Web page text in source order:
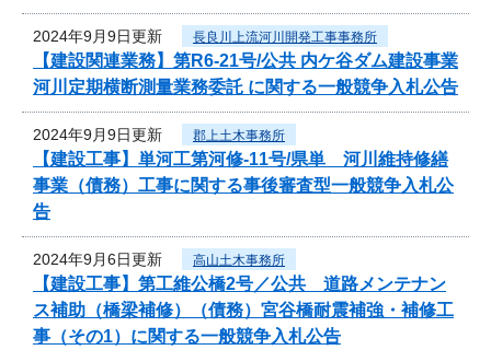
2024年9月9日更新 長良川上流河川開発工事事務所
【建設関連業務】第R6-21号/公共 内ケ谷ダム建設事業
河川定期横断測量業務委託 に関する一般競争入札公告
2024年9月9日更新 郡上土木事務所
【建設工事】単河工第河修-11号/県単 河川維持修繕
事業（債務）工事に関する事後審査型一般競争入札公
告
2024年9月6日更新 高山土木事務所
【建設工事】第工維公橋2号／公共 道路メンテナン
ス補助（橋梁補修）（債務）宮谷橋耐震補強・補修工
事（その1）に関する一般競争入札公告